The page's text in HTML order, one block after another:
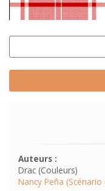
Auteurs :
Drac (Couleurs)
Nancy Peña (Scénario